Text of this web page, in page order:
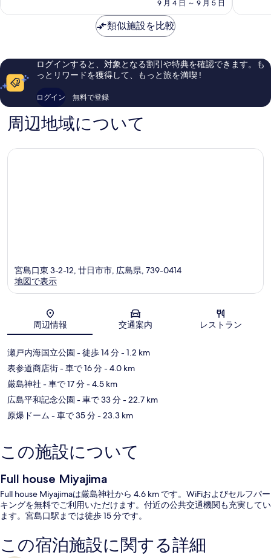
市
に
コ
766
件
の
口
ミ
9 月 4 日 ～ 9 月 5 日
口
件
件
類似施設を比較
ログインすると、対象となる割引や特典を確認できます。も
っとリワードを獲得して、もっと旅を満喫 !
ログイン 無料で登録
周辺地域について
地図
宮島口東 3-2-12, 廿日市市, 広島県, 739-0414
地図で表示
周辺情報 交通案内 レストラン
瀬戸内海国立公園 - 徒歩 14 分- 1.2 km
表参道商店街- 車で 16 分- 4.0 km
厳島神社 - 車で 17 分- 4.5 km
広島平和記念公園 - 車で 33 分- 22.7 km
原爆ドーム - 車で 35 分- 23.3 km
この施設について
Full house Miyajima
Full house Miyajimaは厳島神社から 4.6 km です。WiFiおよびセルフパー
キングを無料でご利用いただけます。付近の公共交通機関も充実してい
ます。宮島口駅までは徒歩 15 分です。
この宿泊施設に関する詳細